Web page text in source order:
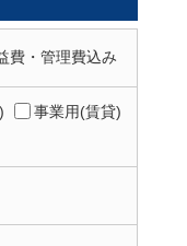
費・管理費込み
事業用(賃貸)